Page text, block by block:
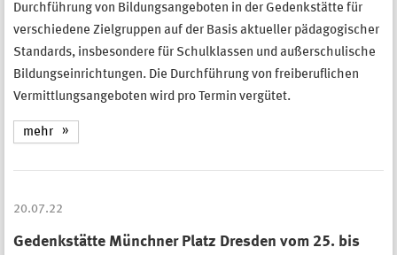
Durchführung von Bildungsangeboten in der Gedenkstätte für
verschiedene Zielgruppen auf der Basis aktueller pädagogischer
Standards, insbesondere für Schulklassen und außerschulische
Bildungseinrichtungen. Die Durchführung von freiberuflichen
Vermittlungsangeboten wird pro Termin vergütet.
mehr
20.07.22
Gedenkstätte Münchner Platz Dresden vom 25. bis